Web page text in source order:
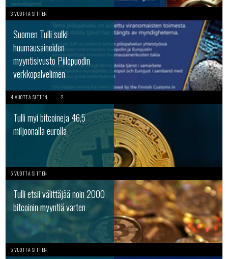
3 VUOTTA SITTEN
Suomen Tulli sulki
huumausaineiden
myyntisivusto Piilopuodin
verkkopalvelimen
4 VUOTTA SITTEN 2
Tulli myi bitcoineja 46,5
miljoonalla eurolla
5 VUOTTA SITTEN
Tulli etsii välittäjää noin 2000
bitcoinin myyntiä varten
5 VUOTTA SITTEN